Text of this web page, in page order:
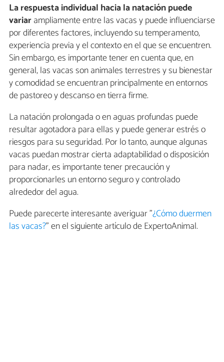
La respuesta individual hacia la natación puede
variarampliamente entre las vacas y puede influenciarse
por diferentes factores, incluyendo su temperamento,
experiencia previa y el contexto en el que se encuentren.
Sin embargo, es importante tener en cuenta que, en
general, las vacas son animales terrestres y su bienestar
y comodidad se encuentran principalmente en entornos
de pastoreo y descanso en tierra firme.
La natación prolongada o en aguas profundas puede
resultar agotadora para ellas y puede generar estrés o
riesgos para su seguridad. Por lo tanto, aunque algunas
vacas puedan mostrar cierta adaptabilidad o disposición
para nadar, es importante tener precaución y
proporcionarles un entorno seguro y controlado
alrededor del agua.
Puede parecerte interesante averiguar "¿Cómo duermen
las vacas?" en el siguiente artículo de ExpertoAnimal.